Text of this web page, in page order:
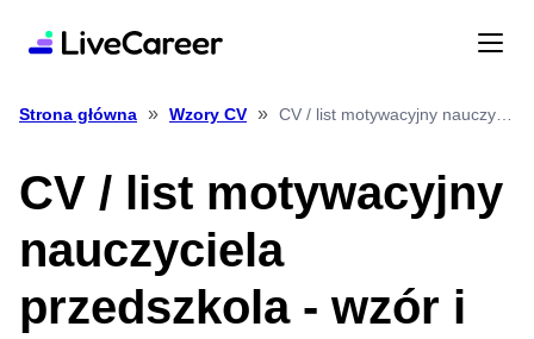
Strona główna » Wzory CV »
CV / list motywacyjny
nauczyciela
przedszkola - wzór i